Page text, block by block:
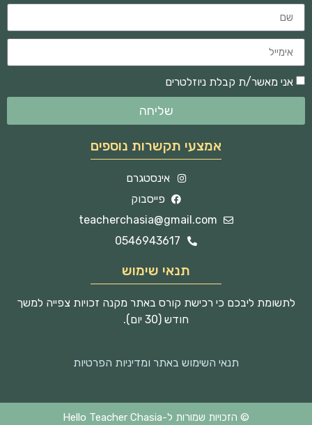
אני מאשר/ת קבלת ניוזלטרים
שליחה
אמצעי תקשרות נוספים
אינסטגרם
פייסבוק
teacherchasia@gmail.com
0546943617
תנאי שימוש
לתשומת ליבכם כי רכישת קורס באתר מקנה זכויות צפייה למשך
חודש (30 יום).
תנאי השימוש באתר ומדיניות הפרטיות
© הזכויות שמורות ל-Hello Teacher Chasia